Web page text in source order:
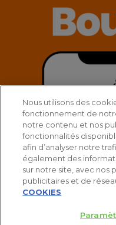
Nous utilisons des
fonctionnement de
notre contenu et nos
fonctionnalités
afin d’analyser notre
également des
sur notre site, avec nos
publicitaires et de
COOKIES